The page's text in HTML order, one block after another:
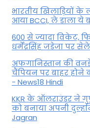
भारतीय खिलाड़ियों के
आया BCCI, ले डाला ये
600 से ज्यादा विकेट,
धर्मेंद्रसिंह जडेजा पर
अफगानिस्तान की वनडे
चैंपियन पर बाहर होने
- News18 Hindi
KKR के ऑलराउंडर ने
को बनाया अपनी
Jagran